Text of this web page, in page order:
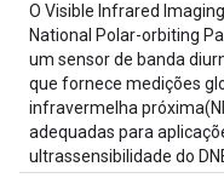
O Visible Infrared
National Polar-orbiting
um sensor de banda
que fornece medições
infravermelha
adequadas para
ultrassensibilidade do